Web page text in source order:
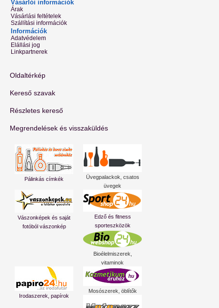
Vásárlói információk
Árak
Vásárlási feltételek
Szállítási információk
Információk
Adatvédelem
Elállási jog
Linkpartnerek
Oldaltérkép
Kereső szavak
Részletes kereső
Megrendelések és visszaküldés
Pálinkás címkék
Üvegpalackok, csatos
üvegek
Vászonképek és saját
fotóból vászonkép
Edző és fitness
sporteszközök
Bioélelmiszerek,
vitaminok
Irodaszerek, papírok
Mosószerek, öblítők